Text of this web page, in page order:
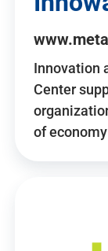
Innovation
Center
of